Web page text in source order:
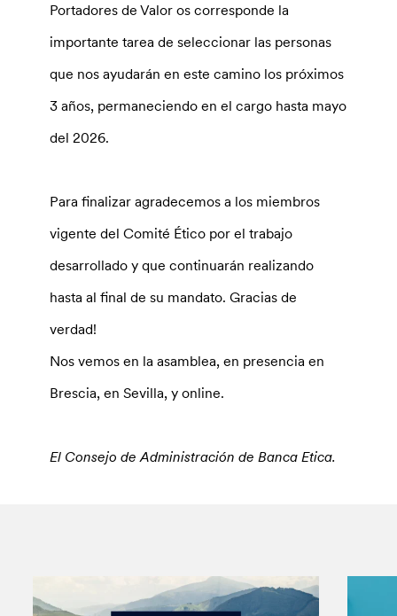
Portadores de Valor os corresponde la
importante tarea de seleccionar las personas
que nos ayudarán en este camino los próximos
3 años, permaneciendo en el cargo hasta mayo
del 2026.
Para finalizar agradecemos a los miembros
vigente del Comité Ético por el trabajo
desarrollado y que continuarán realizando
hasta al final de su mandato. Gracias de
verdad!
Nos vemos en la asamblea, en presencia en
Brescia, en Sevilla, y online.
El Consejo de Administración de Banca Etica.